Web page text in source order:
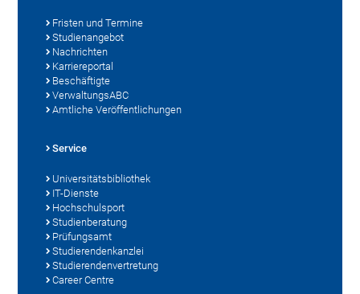
Fristen und Termine
Studienangebot
Nachrichten
Karriereportal
Beschäftigte
VerwaltungsABC
Amtliche Veröffentlichungen
Service
Universitätsbibliothek
IT-Dienste
Hochschulsport
Studienberatung
Prüfungsamt
Studierendenkanzlei
Studierendenvertretung
Career Centre